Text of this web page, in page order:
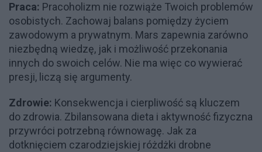
Praca: Pracoholizm nie rozwiąże Twoich problemów
osobistych. Zachowaj balans pomiędzy życiem
zawodowym a prywatnym. Mars zapewnia zarówno
niezbędną wiedzę, jak i możliwość przekonania
innych do swoich celów. Nie ma więc co wywierać
presji, liczą się argumenty.
Zdrowie: Konsekwencja i cierpliwość są kluczem
do zdrowia. Zbilansowana dieta i aktywność fizyczna
przywróci potrzebną równowagę. Jak za
dotknięciem czarodziejskiej różdżki drobne